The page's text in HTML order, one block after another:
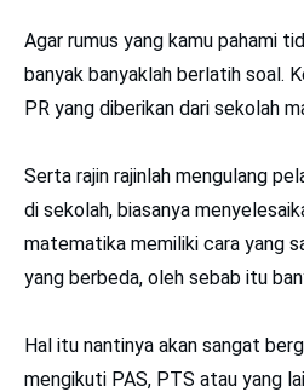
Agar rumus yang kamu pahami
banyak banyaklah berlatih soal.
PR yang diberikan dari sekolah
Serta rajin rajinlah mengulang
di sekolah, biasanya
matematika memiliki cara yang
yang berbeda, oleh sebab itu
Hal itu nantinya akan sangat
mengikuti PAS, PTS atau yang